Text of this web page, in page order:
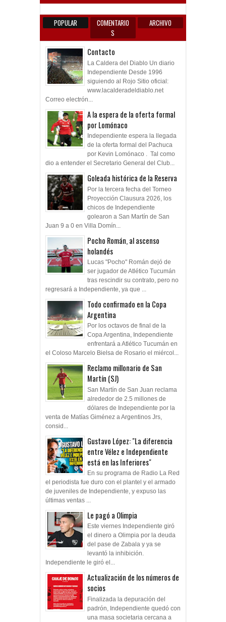
POPULAR
COMENTARIO
S
ARCHIVO
Contacto
La Caldera del Diablo Un diario
Independiente Desde 1996
siguiendo al Rojo Sitio oficial:
www.lacalderadeldiablo.net
Correo electrón...
A la espera de la oferta formal
por Lomónaco
Independiente espera la llegada
de la oferta formal del Pachuca
por Kevin Lomónaco . Tal como
dio a entender el Secretario General del Club...
Goleada histórica de la Reserva
Por la tercera fecha del Torneo
Proyección Clausura 2026, los
chicos de Independiente
golearon a San Martín de San
Juan 9 a 0 en Villa Domín...
Pocho Román, al ascenso
holandés
Lucas "Pocho" Román dejó de
ser jugador de Atlético Tucumán
tras rescindir su contrato, pero no
regresará a Independiente, ya que ...
Todo confirmado en la Copa
Argentina
Por los octavos de final de la
Copa Argentina, Independiente
enfrentará a Atlético Tucumán en
el Coloso Marcelo Bielsa de Rosario el miércol...
Reclamo millonario de San
Martín (SJ)
San Martín de San Juan reclama
alrededor de 2.5 millones de
dólares de Independiente por la
venta de Matías Giménez a Argentinos Jrs,
consid...
Gustavo López: "La diferencia
entre Vélez e Independiente
está en las Inferiores"
En su programa de Radio La Red
el periodista fue duro con el plantel y el armado
de juveniles de Independiente, y expuso las
últimas ventas ...
Le pagó a Olimpia
Este viernes Independiente giró
el dinero a Olimpia por la deuda
del pase de Zabala y ya se
levantó la inhibición.
Independiente le giró el...
Actualización de los números de
socios
Finalizada la depuración del
padrón, Independiente quedó con
una masa societaria cercana a